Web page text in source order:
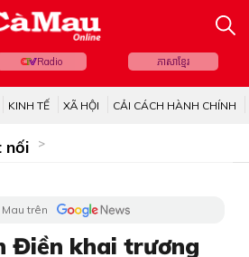
Radio ភាសាខ្មែរ
KINH TẾ XÃ HỘI CẢI CÁCH HÀNH CHÍNH
nối
trên
Điền khai trương